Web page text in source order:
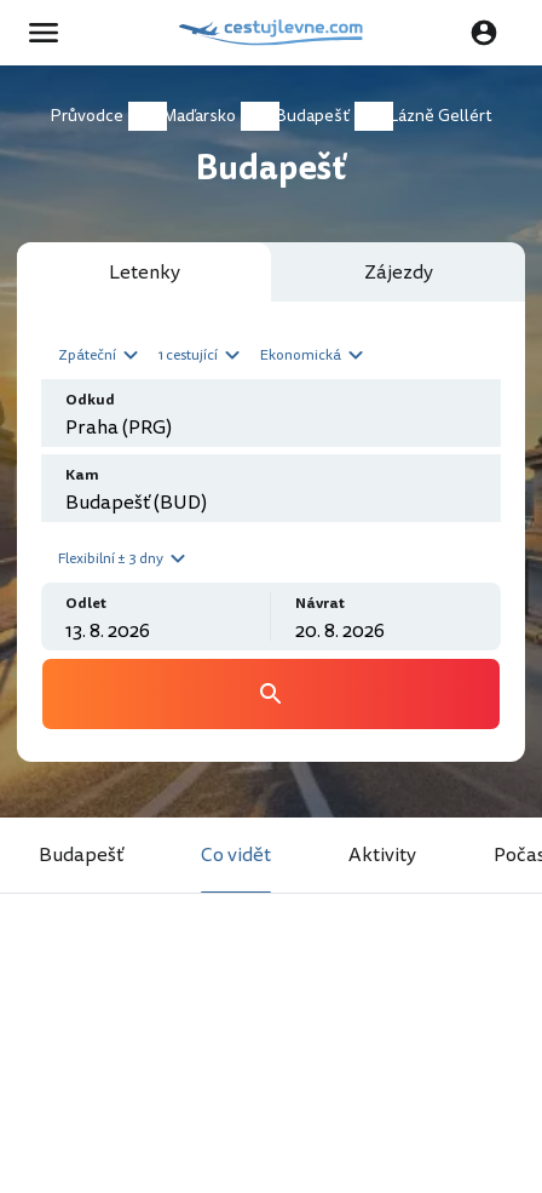
Průvodce Maďarsko Budapešť Lázně Gellért
Budapešť
Letenky Zájezdy
Zpáteční 1 cestující Ekonomická
Odkud
Kam
Flexibilní ± 3 dny
Odlet Návrat
Budapešť Co vidět Aktivity